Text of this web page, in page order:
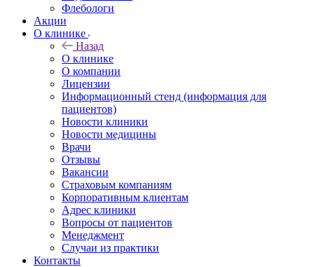
Флебологи
Акции
О клинике
Назад
О клинике
О компании
Лицензии
Информационный стенд (информация для
пациентов)
Новости клиники
Новости медицины
Врачи
Отзывы
Вакансии
Страховым компаниям
Корпоративным клиентам
Адрес клиники
Вопросы от пациентов
Менеджмент
Случаи из практики
Контакты